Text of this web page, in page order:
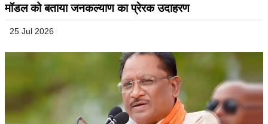
मॉडल को बताया जनकल्याण का प्रेरक उदाहरण
25 Jul 2026